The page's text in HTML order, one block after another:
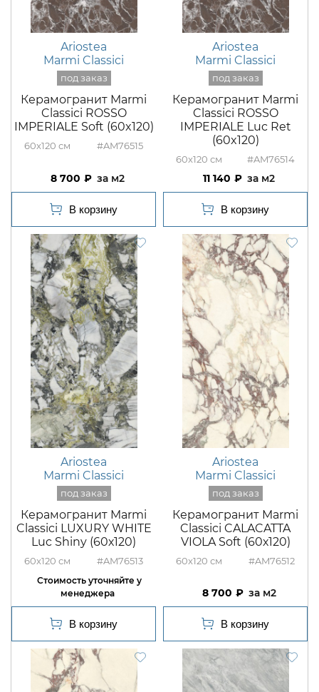
Ariostea
Marmi Classici
Керамогранит Marmi
Classici ROSSO
IMPERIALE Soft (60x120)
60x120 #AM76515
8 700 м2
Ariostea
Marmi Classici
Керамогранит Marmi
Classici ROSSO
IMPERIALE Luc Ret
(60x120)
60x120 #AM76514
11 140 м2
Ariostea
Marmi Classici
Керамогранит Marmi
Classici LUXURY WHITE
Luc Shiny (60х120)
60x120 #AM76513
Ariostea
Marmi Classici
Керамогранит Marmi
Classici CALACATTA
VIOLA Soft (60х120)
60x120 #AM76512
8 700 м2